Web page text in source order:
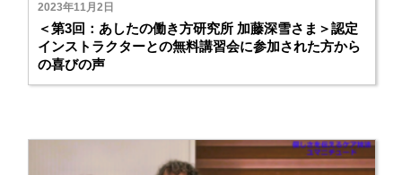
2023年11月2日
＜第3回：あしたの働き方研究所 加藤深雪さま＞認定
インストラクターとの無料講習会に参加された方から
の喜びの声